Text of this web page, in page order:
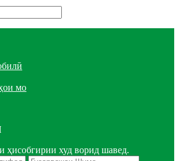
мо
ҳисобгирии худ ворид шавед.